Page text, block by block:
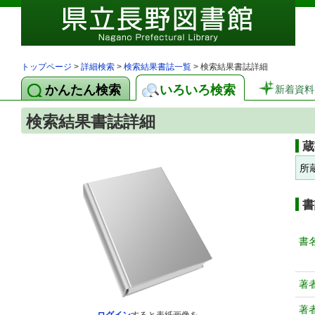
トップページ > 詳細検索 > 検索結果書誌一覧 > 検索結果書誌詳細
かんたん検索 いろいろ検索 新着資料
検索結果書誌詳細
所
書
著
著